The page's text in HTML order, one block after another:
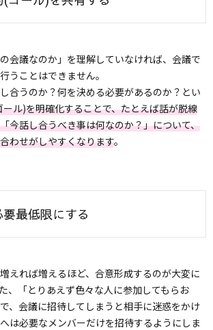
会議なのか」を理解していなければ、会議で
うことはできません。
合うのか？何を決める必要があるのか？とい
ル)を明確化することで、たとえば話が脱線
今話し合うべき事は何なのか？」について、
わせがしやすくなります。
最低限にする
えれば増えるほど、合意形成するのが大変に
、「とりあえず色々な人に参加してもらお
、会議に招待してしまうと相手に迷惑をかけ
は必要なメンバーだけを招待するようにしま